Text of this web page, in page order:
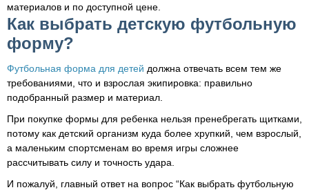
материалов и по доступной цене.
Как выбрать детскую футбольную
форму?
Футбольная форма для детей должна отвечать всем тем же
требованиями, что и взрослая экипировка: правильно
подобранный размер и материал.
При покупке формы для ребенка нельзя пренебрегать щитками,
потому как детский организм куда более хрупкий, чем взрослый,
а маленьким спортсменам во время игры сложнее
рассчитывать силу и точность удара.
И пожалуй, главный ответ на вопрос “Как выбрать футбольную